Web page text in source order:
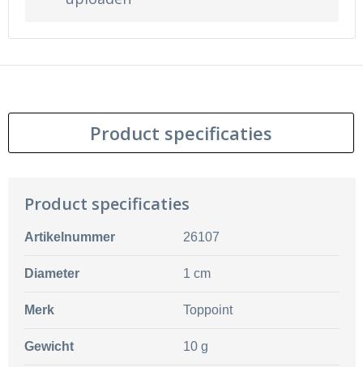
Product specificaties
Product specificaties
Artikelnummer 26107
Diameter 1 cm
Merk Toppoint
Gewicht 10 g